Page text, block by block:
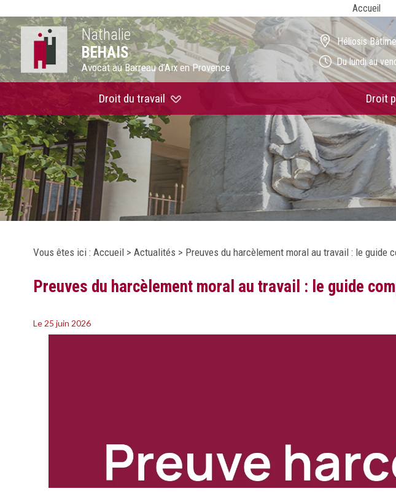
Accueil
Nathalie
BEHAIS
Avocat au Barreau d’Aix en Provence
Héliosis
Du lundi au
Droit du travail Droit
Vous êtes ici : Accueil > Actualités > Preuves du harcèlement moral au travail : le guide
Preuves du harcèlement moral au travail : le guide
Le 25 juin 2026